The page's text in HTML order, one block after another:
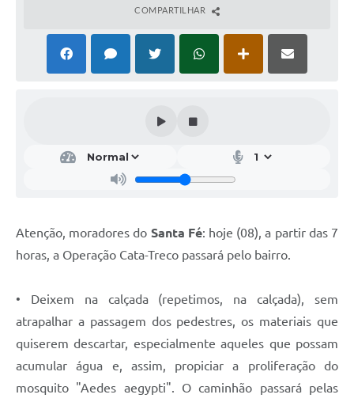
COMPARTILHAR
Atenção, moradores do Santa Fé: hoje (08), a partir das 7
horas, a Operação Cata-Treco passará pelo bairro.
• Deixem na calçada (repetimos, na calçada), sem
atrapalhar a passagem dos pedestres, os materiais que
quiserem descartar, especialmente aqueles que possam
acumular água e, assim, propiciar a proliferação do
mosquito "Aedes aegypti". O caminhão passará pelas